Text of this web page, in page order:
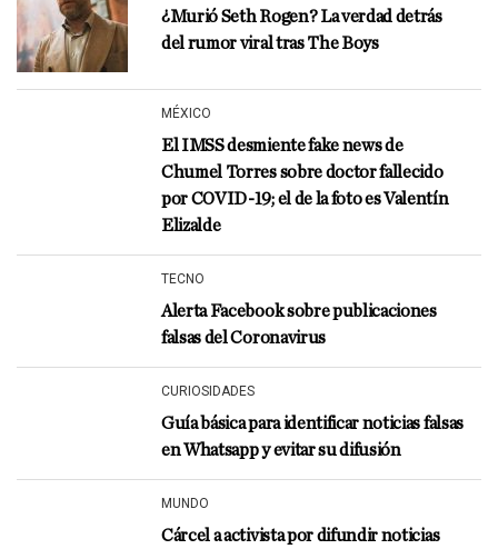
¿Murió Seth Rogen? La verdad detrás
del rumor viral tras The Boys
MÉXICO
El IMSS desmiente fake news de
Chumel Torres sobre doctor fallecido
por COVID-19; el de la foto es Valentín
Elizalde
TECNO
Alerta Facebook sobre publicaciones
falsas del Coronavirus
CURIOSIDADES
Guía básica para identificar noticias falsas
en Whatsapp y evitar su difusión
MUNDO
Cárcel a activista por difundir noticias